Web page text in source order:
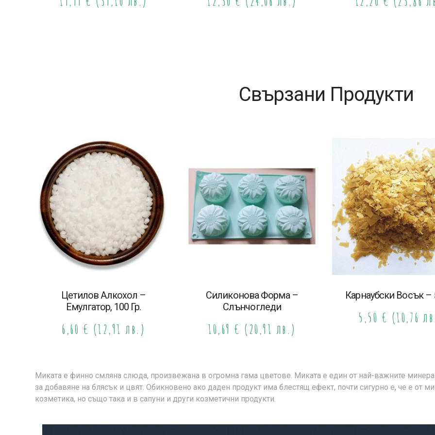
Свързани Продукти
Цетилов Алкохол –
Емулгатор, 100 Гр.
6,60 € (12,91 лв.)
Силиконова Форма –
Слънчогледи
10,69 € (20,91 лв.)
Карнаубски Восък –
5,50 € (10,76
Миката е финно смляна слюда, произвежана в огромна гама цветове. Миката е един от най-важните
за добавяне на блясък и цвят. Обикновено ако даден продукт има блестящ ефект, почти сигурно е, че е от
козметика, но също така и в сапуни и други козметични продукти.